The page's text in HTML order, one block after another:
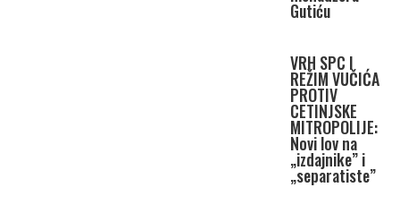
Gutiću
VRH SPC I
REŽIM VUČIĆA
PROTIV
CETINJSKE
MITROPOLIJE:
Novi lov na
„izdajnike” i
„separatiste”